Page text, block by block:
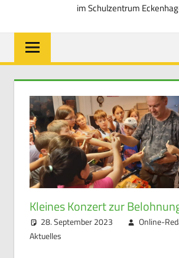
im Schulzentrum
Kleines Konzert zur
28. September 2023
Online-
Aktuelles